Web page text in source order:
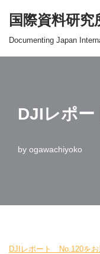
国際資料研究
Documenting Japan
DJIレポー
by ogawachiyoko
DJIレポート No.120をお